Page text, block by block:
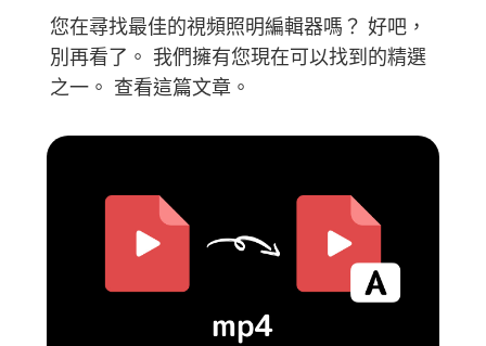
您在尋找最佳的視頻照明編輯器嗎？ 好吧，
別再看了。 我們擁有您現在可以找到的精選
之一。 查看這篇文章。